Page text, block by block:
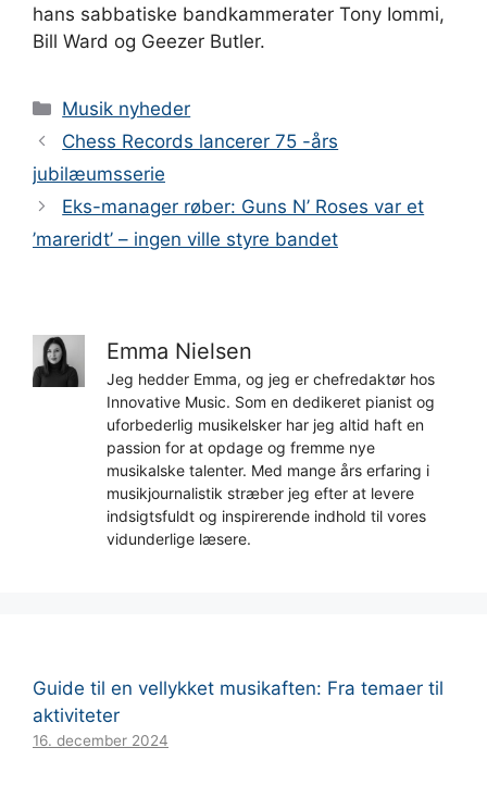
hans sabbatiske bandkammerater Tony Iommi,
Bill Ward og Geezer Butler.
Kategorier
Musik nyheder
Chess Records lancerer 75 -års
jubilæumsserie
Eks-manager røber: Guns N’ Roses var et
’mareridt’ – ingen ville styre bandet
Emma Nielsen
Jeg hedder Emma, og jeg er chefredaktør hos
Innovative Music. Som en dedikeret pianist og
uforbederlig musikelsker har jeg altid haft en
passion for at opdage og fremme nye
musikalske talenter. Med mange års erfaring i
musikjournalistik stræber jeg efter at levere
indsigtsfuldt og inspirerende indhold til vores
vidunderlige læsere.
Guide til en vellykket musikaften: Fra temaer til
aktiviteter
16. december 2024